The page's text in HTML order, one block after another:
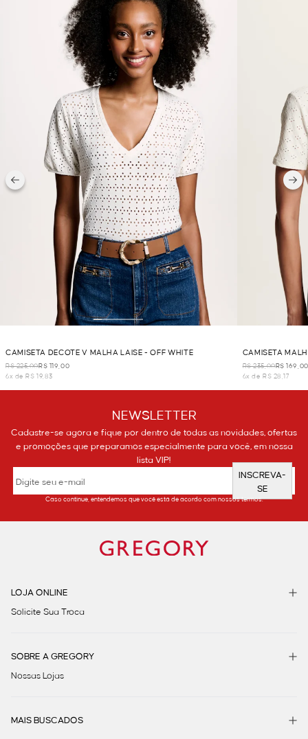
CAMISETA DECOTE V MALHA LAISE - OFF WHITE
R$ 225,00R$ 119,00
6x de R$ 19,83
CAMISETA
R$ 235,00R$ 169,00
6x de R$ 28,17
NEWSLETTER
Cadastre-se agora e fique por dentro de todas as novidades, ofertas
e promoções que preparamos especialmente para você, em nossa
lista VIP!
INSCREVA-
SE
Caso continue, entendemos que você está de acordo com nossos termos.
LOJA ONLINE
Solicite Sua Troca
SOBRE A GREGORY
Nossas Lojas
MAIS BUSCADOS